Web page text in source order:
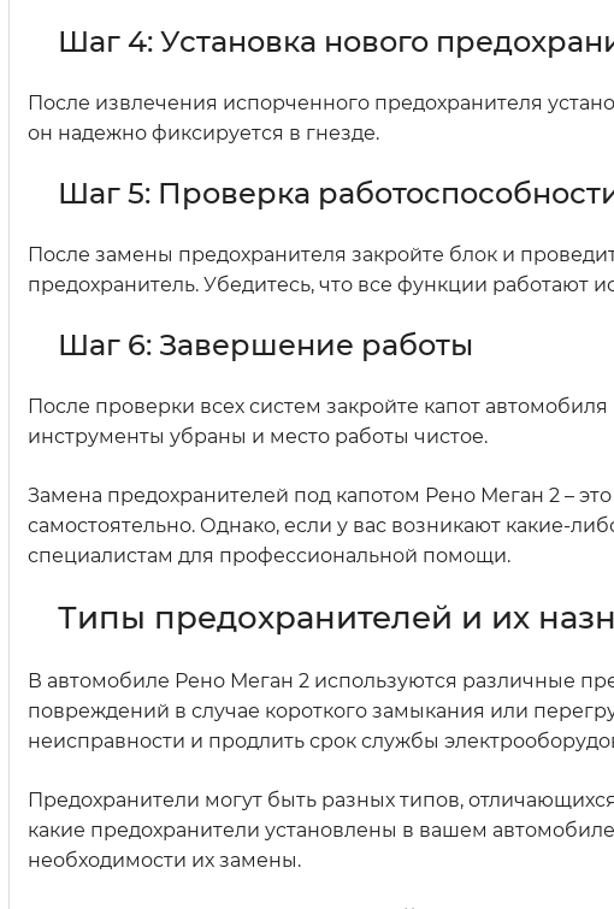
Шаг 4: Установка нового
После извлечения испорченного предохранителя
он надежно фиксируется в гнезде.
Шаг 5: Проверка
После замены предохранителя закройте блок и
предохранитель. Убедитесь, что все функции работают
Шаг 6: Завершение работы
После проверки всех систем закройте капот
инструменты убраны и место работы чистое.
Замена предохранителей под капотом Рено Меган 2 –
самостоятельно. Однако, если у вас возникают какие-
специалистам для профессиональной помощи.
Типы предохранителей и их
В автомобиле Рено Меган 2 используются различные
повреждений в случае короткого замыкания или
неисправности и продлить срок службы
Предохранители могут быть разных типов,
какие предохранители установлены в вашем
необходимости их замены.